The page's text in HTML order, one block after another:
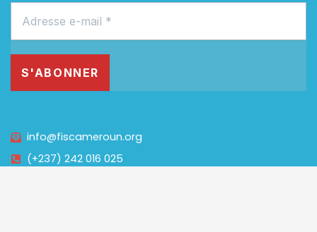
info@fiscameroun.org
(+237) 242 016 025